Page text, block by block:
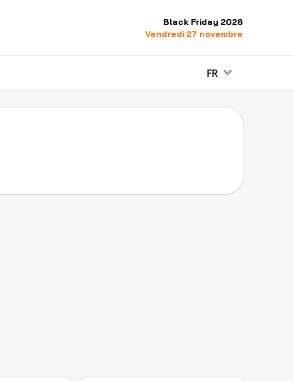
Black Friday 2026
Vendredi 27 novembre
FR